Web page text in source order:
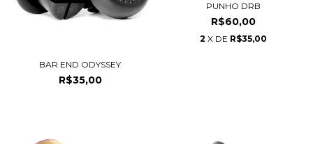
BAR END ODYSSEY
R$35,00
PUNHO DRB
R$60,00
2 X DE R$35,00